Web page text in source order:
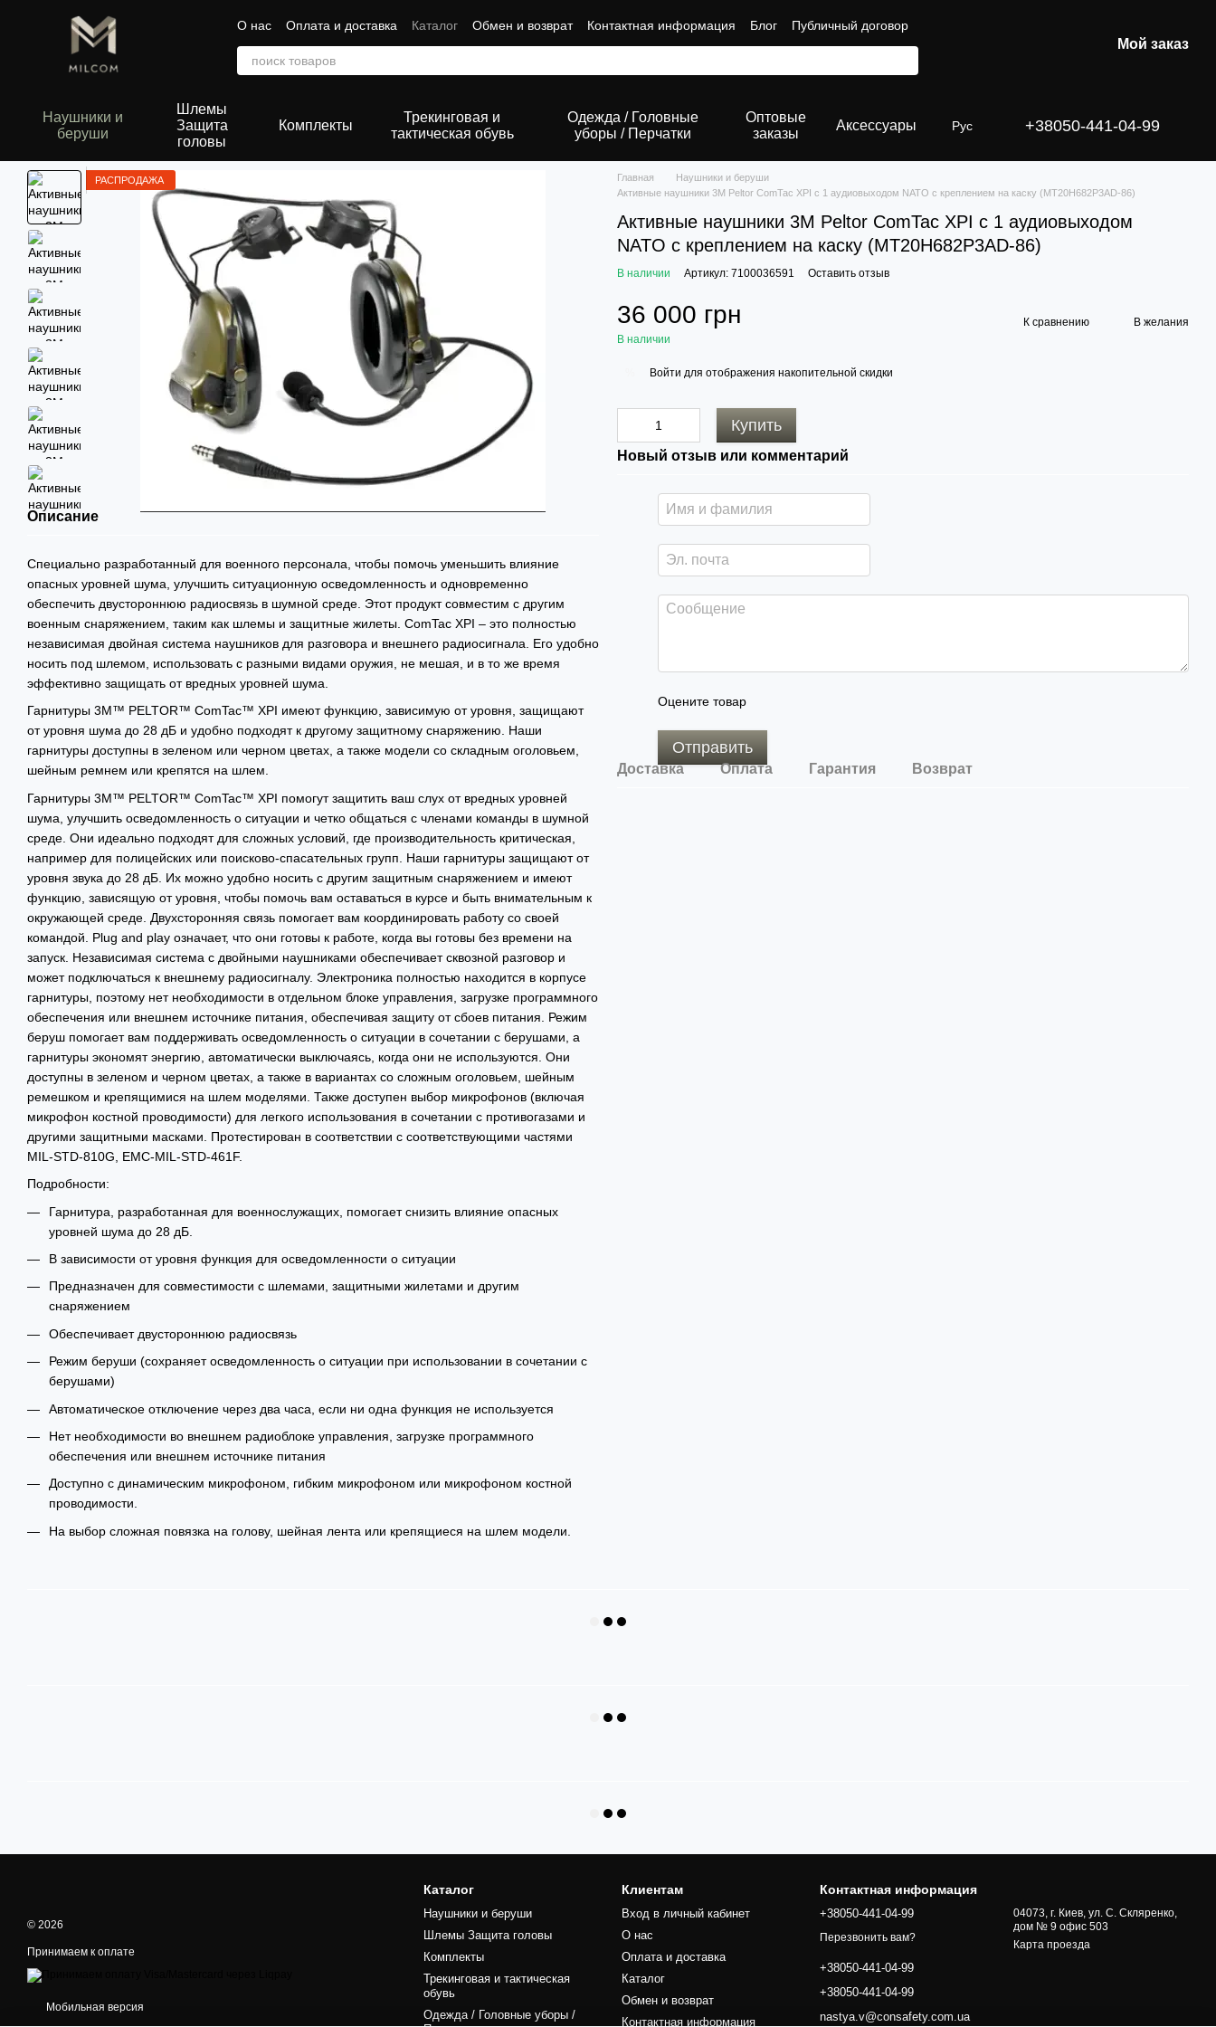
Перейти к основному контенту
О нас Оплата и доставка Каталог Обмен и возврат Контактная информация Блог
Публичный договор
Сертификаты
Мой заказ
Наушники и
беруши
Шлемы
Защита
головы
Комплекты
Трекинговая и
тактическая обувь
Одежда / Головные
уборы / Перчатки
Оптовые
заказы
Аксессуары Рус +38050-441-04-99
РАСПРОДАЖА
Описание
Специально разработанный для военного персонала, чтобы помочь уменьшить влияние
опасных уровней шума, улучшить ситуационную осведомленность и одновременно
обеспечить двустороннюю радиосвязь в шумной среде. Этот продукт совместим с другим
военным снаряжением, таким как шлемы и защитные жилеты. ComTac XPI – это полностью
независимая двойная система наушников для разговора и внешнего радиосигнала. Его удобно
носить под шлемом, использовать с разными видами оружия, не мешая, и в то же время
эффективно защищать от вредных уровней шума.
Гарнитуры 3M™ PELTOR™ ComTac™ XPI имеют функцию, зависимую от уровня, защищают
от уровня шума до 28 дБ и удобно подходят к другому защитному снаряжению. Наши
гарнитуры доступны в зеленом или черном цветах, а также модели со складным оголовьем,
шейным ремнем или крепятся на шлем.
Гарнитуры 3M™ PELTOR™ ComTac™ XPI помогут защитить ваш слух от вредных уровней
шума, улучшить осведомленность о ситуации и четко общаться с членами команды в шумной
среде. Они идеально подходят для сложных условий, где производительность критическая,
например для полицейских или поисково-спасательных групп. Наши гарнитуры защищают от
уровня звука до 28 дБ. Их можно удобно носить с другим защитным снаряжением и имеют
функцию, зависящую от уровня, чтобы помочь вам оставаться в курсе и быть внимательным к
окружающей среде. Двухсторонняя связь помогает вам координировать работу со своей
командой. Plug and play означает, что они готовы к работе, когда вы готовы без времени на
запуск. Независимая система с двойными наушниками обеспечивает сквозной разговор и
может подключаться к внешнему радиосигналу. Электроника полностью находится в корпусе
гарнитуры, поэтому нет необходимости в отдельном блоке управления, загрузке программного
обеспечения или внешнем источнике питания, обеспечивая защиту от сбоев питания. Режим
беруш помогает вам поддерживать осведомленность о ситуации в сочетании с берушами, а
гарнитуры экономят энергию, автоматически выключаясь, когда они не используются. Они
доступны в зеленом и черном цветах, а также в вариантах со сложным оголовьем, шейным
ремешком и крепящимися на шлем моделями. Также доступен выбор микрофонов (включая
микрофон костной проводимости) для легкого использования в сочетании с противогазами и
другими защитными масками. Протестирован в соответствии с соответствующими частями
MIL-STD-810G, EMC-MIL-STD-461F.
Подробности:
Гарнитура, разработанная для военнослужащих, помогает снизить влияние опасных
уровней шума до 28 дБ.
В зависимости от уровня функция для осведомленности о ситуации
Предназначен для совместимости с шлемами, защитными жилетами и другим
снаряжением
Обеспечивает двустороннюю радиосвязь
Режим беруши (сохраняет осведомленность о ситуации при использовании в сочетании с
берушами)
Автоматическое отключение через два часа, если ни одна функция не используется
Нет необходимости во внешнем радиоблоке управления, загрузке программного
обеспечения или внешнем источнике питания
Доступно с динамическим микрофоном, гибким микрофоном или микрофоном костной
проводимости.
На выбор сложная повязка на голову, шейная лента или крепящиеся на шлем модели.
Главная
Наушники и беруши
Активные наушники 3M Peltor ComTac XPI с 1 аудиовыходом NATO с креплением на каску (MT20H682P3AD-86)
Активные наушники 3M Peltor ComTac XPI с 1 аудиовыходом
NATO с креплением на каску (MT20H682P3AD-86)
В наличии Артикул: 7100036591 Оставить отзыв
36 000 грн
В наличии
К сравнению В желания
Войти для отображения накопительной скидки
Купить
Новый отзыв или комментарий
Оцените товар
Отправить
Доставка Оплата Гарантия Возврат
© 2026
Принимаем к оплате
Мобильная версия
Каталог
Наушники и беруши
Шлемы Защита головы
Комплекты
Трекинговая и тактическая
обувь
Одежда / Головные уборы /
Клиентам
Вход в личный кабинет
О нас
Оплата и доставка
Каталог
Обмен и возврат
Контактная информация
Контактная информация
+38050-441-04-99
Перезвонить вам?
+38050-441-04-99
+38050-441-04-99
nastya.v@consafety.com.ua
04073, г. Киев, ул. С. Скляренко,
дом № 9 офис 503
Карта проезда